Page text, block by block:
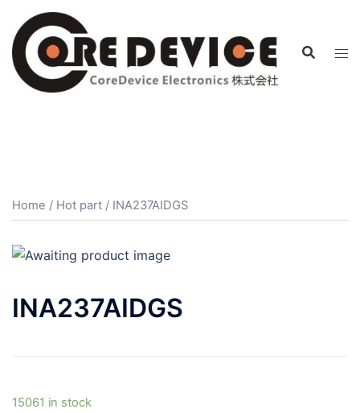
Home / Hot part / INA237AIDGS
INA237AIDGS
15061 in stock